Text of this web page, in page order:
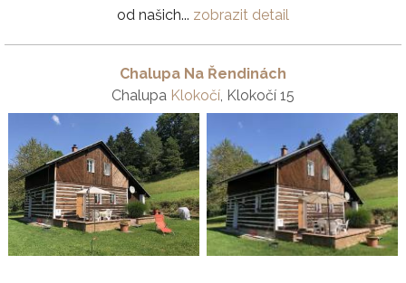
od našich... zobrazit detail
Chalupa Na Řendinách
Chalupa Klokočí , Klokočí 15